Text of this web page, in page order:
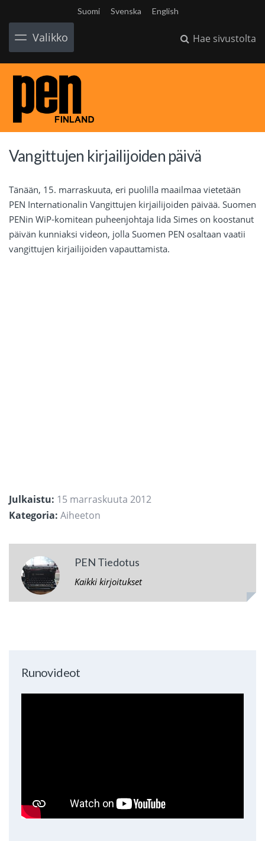
Suomi Svenska English
Valikko Hae sivustolta
Vangittujen kirjailijoiden päivä
Tänään, 15. marraskuuta, eri puolilla maailmaa vietetään
PEN Internationalin Vangittujen kirjailijoiden päivää. Suomen
PENin WiP-komitean puheenjohtaja Iida Simes on koostanut
päivän kunniaksi videon, jolla Suomen PEN osaltaan vaatii
vangittujen kirjailijoiden vapauttamista.
Julkaistu: 15 marraskuuta 2012
Kategoria: Aiheeton
PEN Tiedotus
Kaikki kirjoitukset
Runovideot